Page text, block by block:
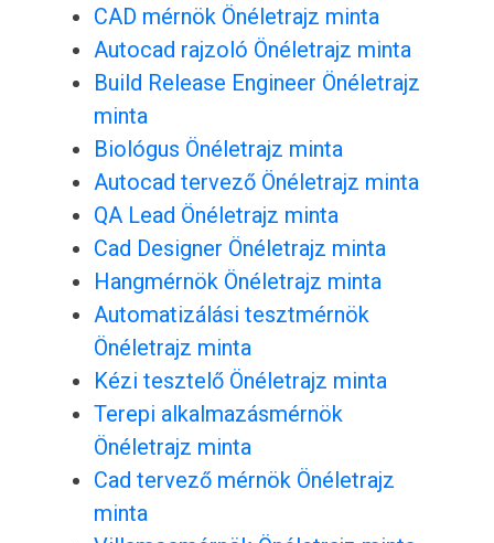
CAD mérnök Önéletrajz minta
Autocad rajzoló Önéletrajz minta
Build Release Engineer Önéletrajz
minta
Biológus Önéletrajz minta
Autocad tervező Önéletrajz minta
QA Lead Önéletrajz minta
Cad Designer Önéletrajz minta
Hangmérnök Önéletrajz minta
Automatizálási tesztmérnök
Önéletrajz minta
Kézi tesztelő Önéletrajz minta
Terepi alkalmazásmérnök
Önéletrajz minta
Cad tervező mérnök Önéletrajz
minta